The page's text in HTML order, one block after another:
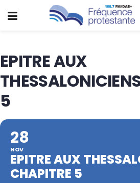
EPITRE AUX
5
28
NOV
EPITRE AUX
CHAPITRE 5